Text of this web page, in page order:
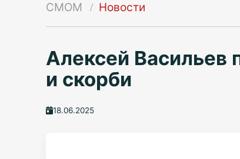
СМОМ Новости
Алексей Васильев
и скорби
18.06.2025